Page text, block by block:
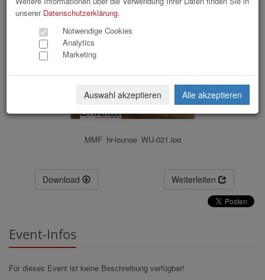
MMF_hr-lounge_WU-021.jpg
Download Weiterleiten
Event-Infos
Für dieses Event ist keine Beschreibung verfügbar!
unserer Datenschutzerklärung.
Notwendige Cookies
Analytics
Marketing
Auswahl akzeptieren Alle akzeptieren